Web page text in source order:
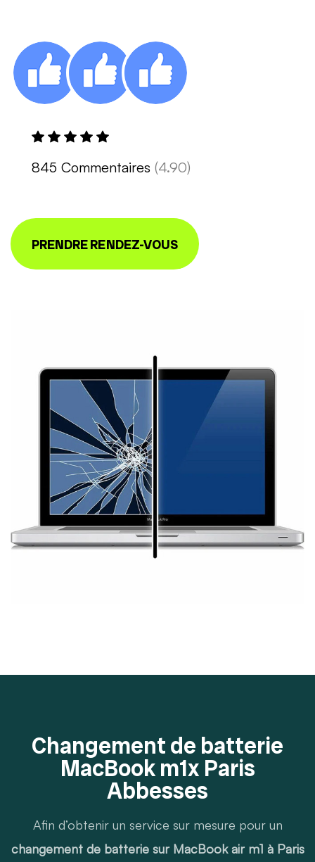
845 Commentaires (4.90)
PRENDRE RENDEZ-VOUS
Changement de batterie
MacBook m1x Paris
Abbesses
Afin d’obtenir un service sur mesure pour un
changement de batterie sur MacBook air m1 à Paris